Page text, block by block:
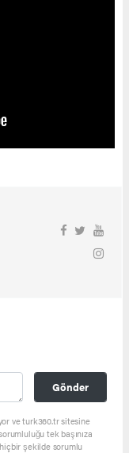
Gönder
ve turk360.tr sitesine
tek başınıza
şekilde sorumlu